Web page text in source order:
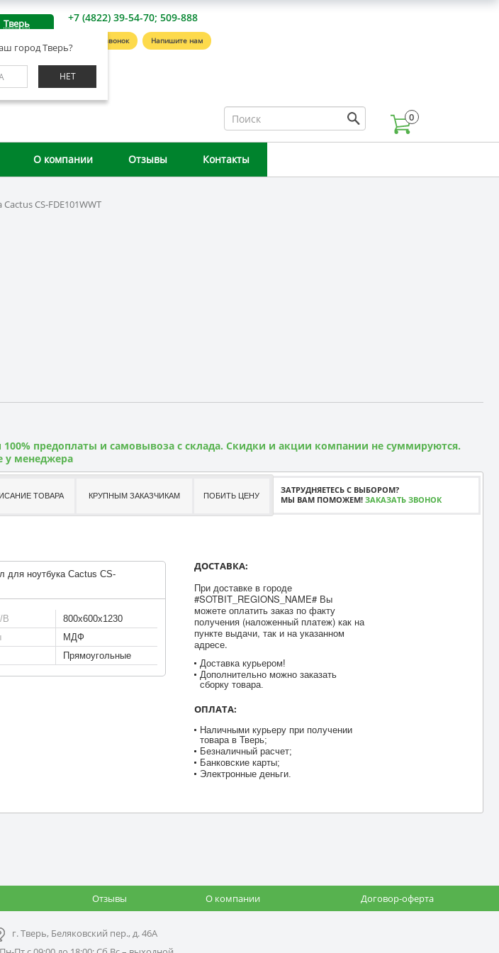
Тверь
город Тверь?
НЕТ
пер., д. 46А
+7 (4822) 39-54-70; 509-888
Заказать звонок Напишите нам
0
О компании Отзывы Контакты
CS-FDE101WWT
100% предоплаты и самовывоза с склада. Скидки и акции компании не суммируются.
у менеджера
ТОВАРА КРУПНЫМ ЗАКАЗЧИКАМ ПОБИТЬ ЦЕНУ
ЗАТРУДНЯЕТЕСЬ С ВЫБОРОМ?
МЫ ВАМ ПОМОЖЕМ! ЗАКАЗАТЬ ЗВОНОК
для ноутбука Cactus CS-
В
800х600х1230
МДФ
Прямоугольные
ДОСТАВКА:
При доставке в городе
#SOTBIT_REGIONS_NAME# Вы
можете оплатить заказ по факту
получения (наложенный платеж) как на
пункте выдачи, так и на указанном
адресе.
Доставка курьером!
Дополнительно можно заказать
сборку товара.
ОПЛАТА:
Наличными курьеру при получении
товара в Тверь;
Безналичный расчет;
Банковские карты;
Электронные деньги.
Отзывы О компании Договор-оферта
г. Тверь, Беляковский пер., д. 46А